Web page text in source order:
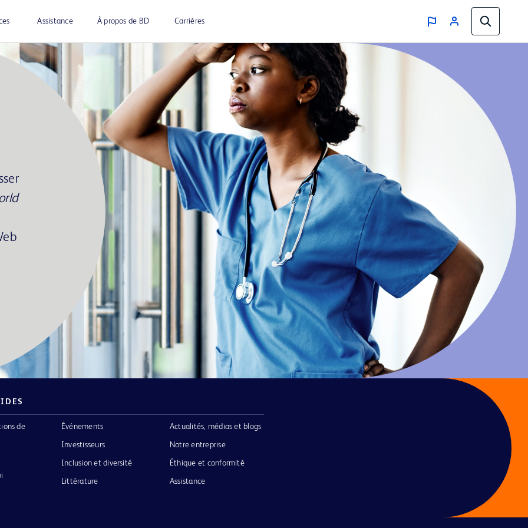
Assistance À propos de BD Carrières
de Événements
Investisseurs
Inclusion et diversité
Littérature
Actualités, médias et blogs
Notre entreprise
Éthique et conformité
Assistance